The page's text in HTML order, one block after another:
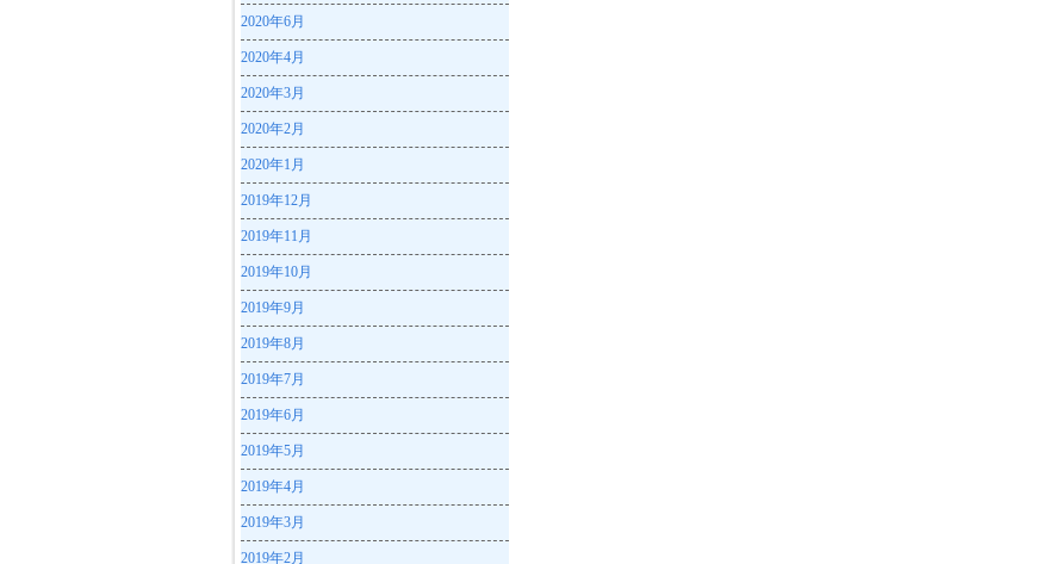
2020年6月
2020年4月
2020年3月
2020年2月
2020年1月
2019年12月
2019年11月
2019年10月
2019年9月
2019年8月
2019年7月
2019年6月
2019年5月
2019年4月
2019年3月
2019年2月